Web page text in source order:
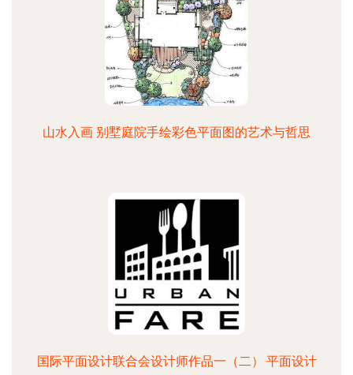
山水入画 别墅庭院手绘彩色平面图的艺术与哲思
国际平面设计联合会设计师作品一（二）·平面设计